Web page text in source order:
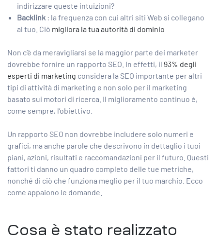
indirizzare queste intuizioni?
Backlink : la frequenza con cui altri siti Web si collegano
al tuo. Ciò migliora la tua autorità di dominio
Non c’è da meravigliarsi se la maggior parte dei marketer
dovrebbe fornire un rapporto SEO. In effetti, il 93% degli
esperti di marketing considera la SEO importante per altri
tipi di attività di marketing e non solo per il marketing
basato sui motori di ricerca. Il miglioramento continuo è,
come sempre, l’obiettivo.
Un rapporto SEO non dovrebbe includere solo numeri e
grafici, ma anche parole che descrivono in dettaglio i tuoi
piani, azioni, risultati e raccomandazioni per il futuro. Questi
fattori ti danno un quadro completo delle tue metriche,
nonché di ciò che funziona meglio per il tuo marchio. Ecco
come appaiono le domande.
Cosa è stato realizzato